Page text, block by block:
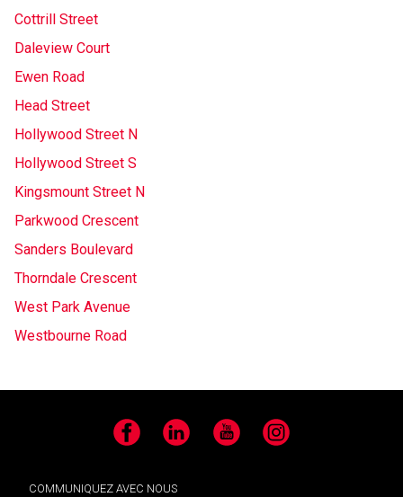
Cottrill Street
Daleview Court
Ewen Road
Head Street
Hollywood Street N
Hollywood Street S
Kingsmount Street N
Parkwood Crescent
Sanders Boulevard
Thorndale Crescent
West Park Avenue
Westbourne Road
Facebook LinkedIn YouTube Instagram
COMMUNIQUEZ AVEC NOUS